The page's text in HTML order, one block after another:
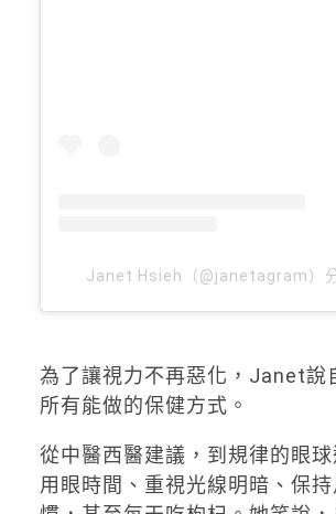
Janet Hsieh（@janetagram）
為了讓視力不再惡化，Janet說
所有能做的保健方式。
從中醫西醫建議，到規律的眼球
用眼時間、重視光線明暗、保